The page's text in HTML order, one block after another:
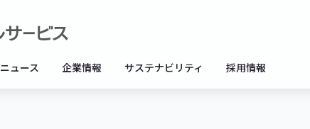
ニュース 企業情報 サステナビリティ 採用情報